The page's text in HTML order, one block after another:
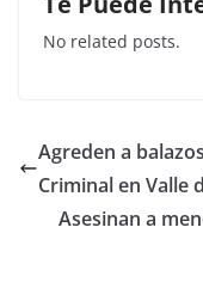
c
e
o
o
k
itt
er
p
p
No related posts.
Agreden a
Criminal en Valle
Asesinan a